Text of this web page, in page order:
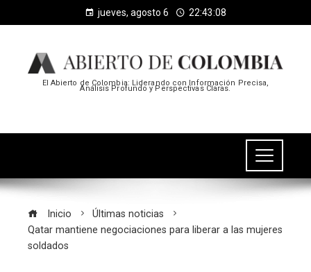
jueves, agosto 6 22:43:09
El Abierto de Colombia: Liderando con Información Precisa,
Análisis Profundo y Perspectivas Claras.
Inicio
Últimas noticias
Qatar mantiene negociaciones para liberar a las mujeres
soldados